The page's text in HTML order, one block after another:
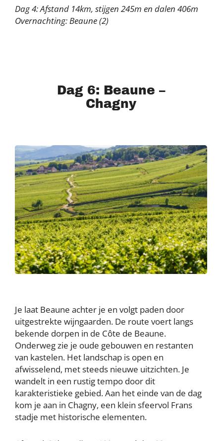
Dag 4: Afstand 14km, stijgen 245m en dalen 406m
Overnachting: Beaune (2)
Dag 6: Beaune –
Chagny
Je laat Beaune achter je en volgt paden door
uitgestrekte wijngaarden. De route voert langs
bekende dorpen in de Côte de Beaune.
Onderweg zie je oude gebouwen en restanten
van kastelen. Het landschap is open en
afwisselend, met steeds nieuwe uitzichten. Je
wandelt in een rustig tempo door dit
karakteristieke gebied. Aan het einde van de dag
kom je aan in Chagny, een klein sfeervol Frans
stadje met historische elementen.